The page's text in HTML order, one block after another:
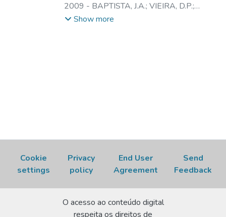
2009 - BAPTISTA, J.A.; VIEIRA, D.P.;
GALISTEO JUNIOR, A.J.
Show more
Cookie
settings
Privacy
policy
End User
Agreement
Send
Feedback
O acesso ao conteúdo digital
respeita os direitos de